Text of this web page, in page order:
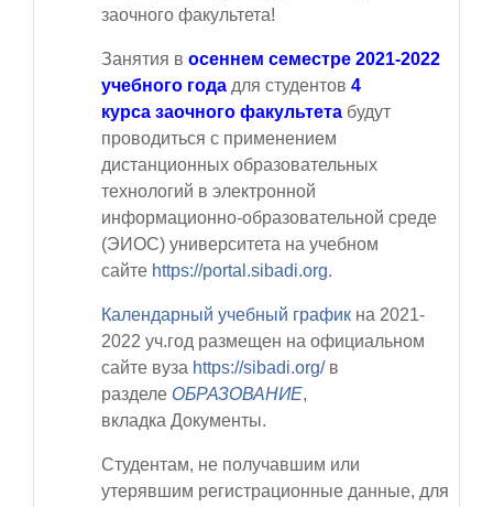
заочного факультета!
Занятия в осеннем семестре 2021-2022
учебного года для студентов 4
курса заочного факультета будут
проводиться с применением
дистанционных образовательных
технологий в электронной
информационно-образовательной среде
(ЭИОС) университета на учебном
сайте https://portal.sibadi.org.
Календарный учебный график на 2021-
2022 уч.год размещен на официальном
сайте вуза https://sibadi.org/в
разделе ОБРАЗОВАНИЕ,
вкладка Документы.
Студентам, не получавшим или
утерявшим регистрационные данные, для